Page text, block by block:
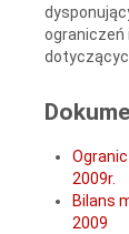
ograniczeń
2009r.
Bilans
2009